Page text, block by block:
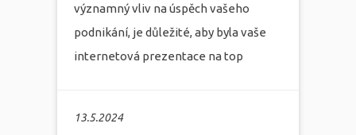
13.5.2024
významný vliv na úspěch vašeho
podnikání, je důležité, aby byla vaše
internetová prezentace na top